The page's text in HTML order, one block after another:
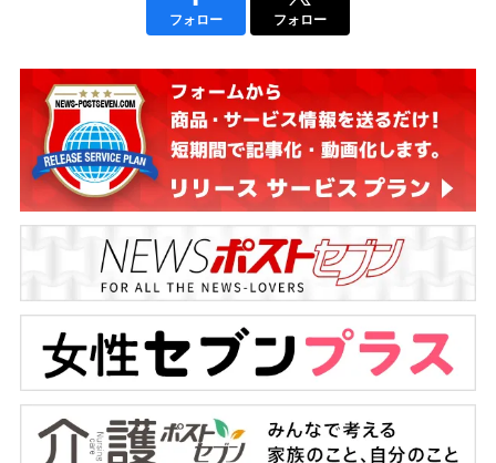
フォロー フォロー